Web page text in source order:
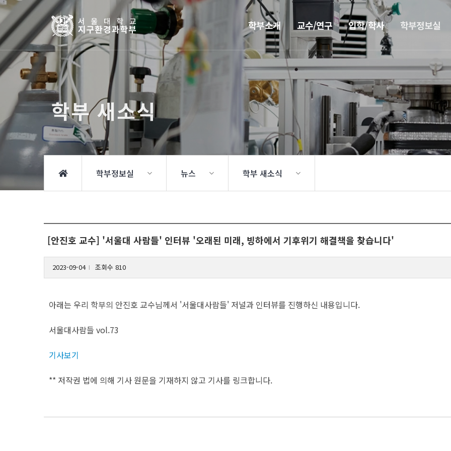
학부소개 교수/연구 입학/학사 학부정보실
학부 새소식
학부정보실 뉴스 학부 새소식
[안진호 교수] '서울대 사람들' 인터뷰 '오래된 미래, 빙하에서 기후위기 해결책을 찾습니다'
2023-09-04 조회수 810
아래는 우리 학부의 안진호 교수님께서 '서울대사람들' 저널과 인터뷰를 진행하신 내용입니다.
서울대사람들 vol.73
기사보기
** 저작권 법에 의해 기사 원문을 기재하지 않고 기사를 링크합니다.